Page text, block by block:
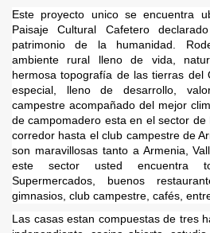
Este proyecto unico se encuentra
Paisaje Cultural Cafetero
patrimonio de la humanidad.
ambiente rural lleno de vida,
hermosa topografía de las tierras del
especial, lleno de desarrollo,
campestre acompañado del mejor
de campomadero esta en el sector de
corredor hasta el club campestre de
son maravillosas tanto a Armenia,
este sector usted encuentra
Supermercados, buenos
gimnasios, club campestre, cafés,
Las casas estan compuestas de tres